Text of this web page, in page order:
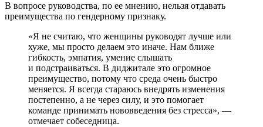
В вопросе руководства, по ее мнению, нельзя отдавать
преимущества по гендерному признаку.
«Я не считаю, что женщины руководят лучше или
хуже, мы просто делаем это иначе. Нам ближе
гибкость, эмпатия, умение слышать
и подстраиваться. В диджитале это огромное
преимущество, потому что среда очень быстро
меняется. Я всегда стараюсь внедрять изменения
постепенно, а не через силу, и это помогает
команде принимать нововведения без стресса», —
отмечает собеседница.